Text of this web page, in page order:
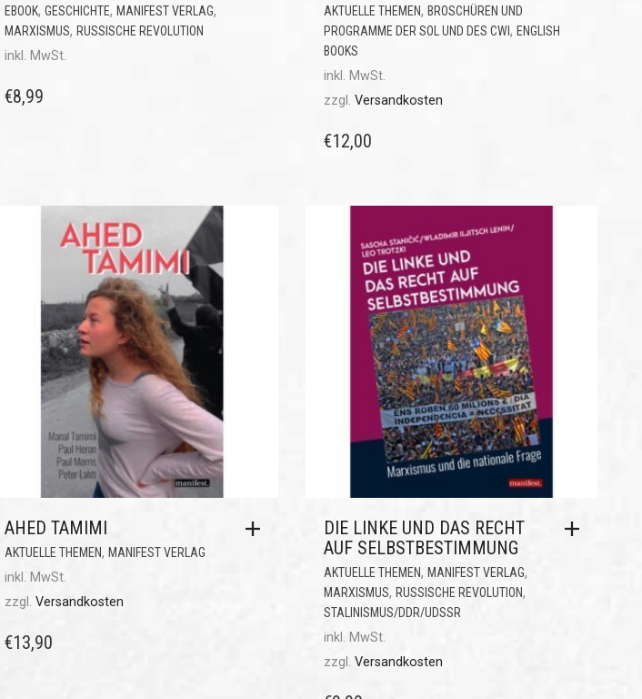
EBOOK, GESCHICHTE, MANIFEST VERLAG,
MARXISMUS, RUSSISCHE REVOLUTION
inkl. MwSt.
€8,99
AKTUELLE THEMEN, BROSCHÜREN UND
PROGRAMME DER SOL UND DES CWI, ENGLISH
BOOKS
inkl. MwSt.
zzgl. Versandkosten
€12,00
AHED TAMIMI
AKTUELLE THEMEN, MANIFEST VERLAG
inkl. MwSt.
zzgl. Versandkosten
€13,90
DIE LINKE UND DAS RECHT
AUF SELBSTBESTIMMUNG
AKTUELLE THEMEN, MANIFEST VERLAG,
MARXISMUS, RUSSISCHE REVOLUTION,
STALINISMUS/DDR/UDSSR
inkl. MwSt.
zzgl. Versandkosten